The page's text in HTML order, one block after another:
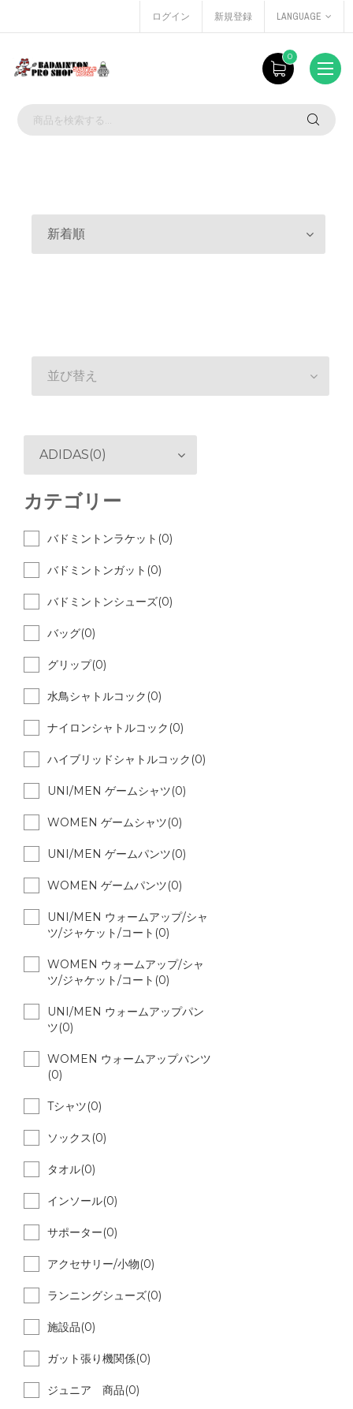
ログイン 新規登録 LANGUAGE
0
新着順
並び替え
ADIDAS(0)
カテゴリー
バドミントンラケット(0)
バドミントンガット(0)
バドミントンシューズ(0)
バッグ(0)
グリップ(0)
水鳥シャトルコック(0)
ナイロンシャトルコック(0)
ハイブリッドシャトルコック(0)
UNI/MEN ゲームシャツ(0)
WOMEN ゲームシャツ(0)
UNI/MEN ゲームパンツ(0)
WOMEN ゲームパンツ(0)
UNI/MEN ウォームアップ/シャ
ツ/ジャケット/コート(0)
WOMEN ウォームアップ/シャ
ツ/ジャケット/コート(0)
UNI/MEN ウォームアップパン
ツ(0)
WOMEN ウォームアップパンツ
(0)
Tシャツ(0)
ソックス(0)
タオル(0)
インソール(0)
サポーター(0)
アクセサリー/小物(0)
ランニングシューズ(0)
施設品(0)
ガット張り機関係(0)
ジュニア 商品(0)